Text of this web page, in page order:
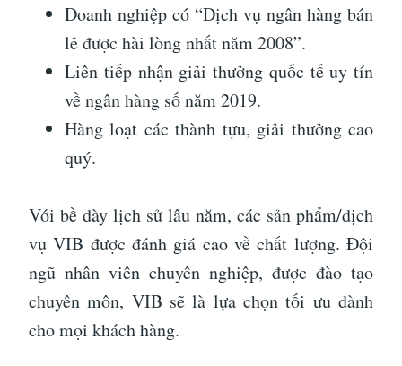
Doanh nghiệp có “Dịch vụ ngân hàng bán
lẻ được hài lòng nhất năm 2008”.
Liên tiếp nhận giải thưởng quốc tế uy tín
về ngân hàng số năm 2019.
Hàng loạt các thành tựu, giải thưởng cao
quý.
Với bề dày lịch sử lâu năm, các sản phẩm/dịch
vụ VIB được đánh giá cao về chất lượng. Đội
ngũ nhân viên chuyên nghiệp, được đào tạo
chuyên môn, VIB sẽ là lựa chọn tối ưu dành
cho mọi khách hàng.